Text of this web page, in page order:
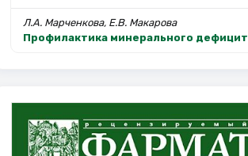
Л.А. Марченкова, Е.В. Макарова
Профилактика минерального